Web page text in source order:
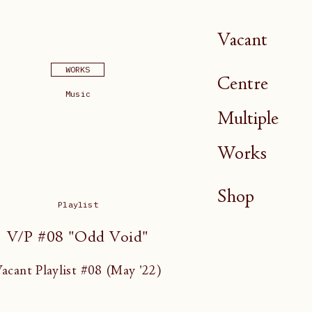
Vacant
Centre
Multiple
Works
Shop
WORKS
Music
Playlist
V/P #08 "Odd Void"
Playlist #08 (May '22)